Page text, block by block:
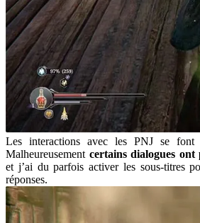
Les interactions avec les PNJ se
Malheureusement certains dialogues ont
et j’ai du parfois activer les sous-titres
réponses.